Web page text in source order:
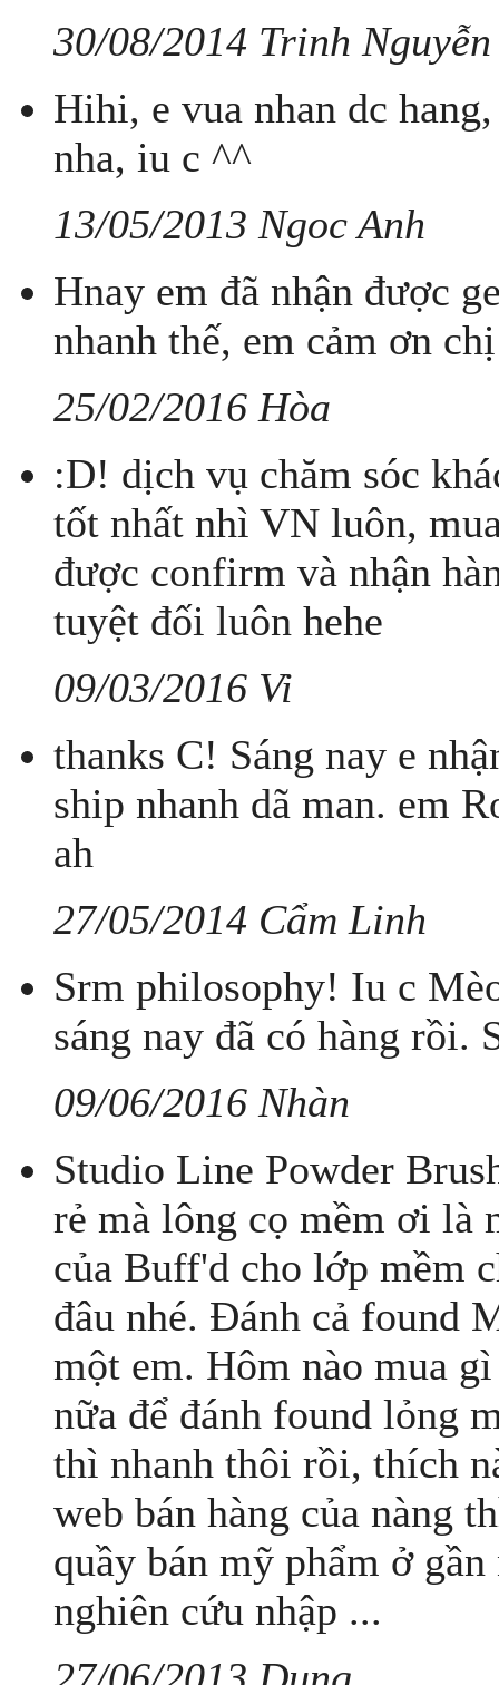
30/08/2014 Trinh Nguyễn
Hihi, e vua nhan dc
nha, iu c ^^
13/05/2013 Ngoc Anh
Hnay em đã nhận được
nhanh thế, em cảm ơn
25/02/2016 Hòa
:D! dịch vụ chăm sóc
tốt nhất nhì VN luôn,
được confirm và nhận
tuyệt đối luôn hehe
09/03/2016 Vi
thanks C! Sáng nay e
ship nhanh dã man. em
ah
27/05/2014 Cẩm Linh
Srm philosophy! Iu c
sáng nay đã có hàng rồi.
09/06/2016 Nhàn
Studio Line Powder
rẻ mà lông cọ mềm ơi là
của Buff'd cho lớp mềm
đâu nhé. Đánh cả found
một em. Hôm nào mua
nữa để đánh found lỏng
thì nhanh thôi rồi, thích
web bán hàng của nàng
quầy bán mỹ phẩm ở
nghiên cứu nhập ...